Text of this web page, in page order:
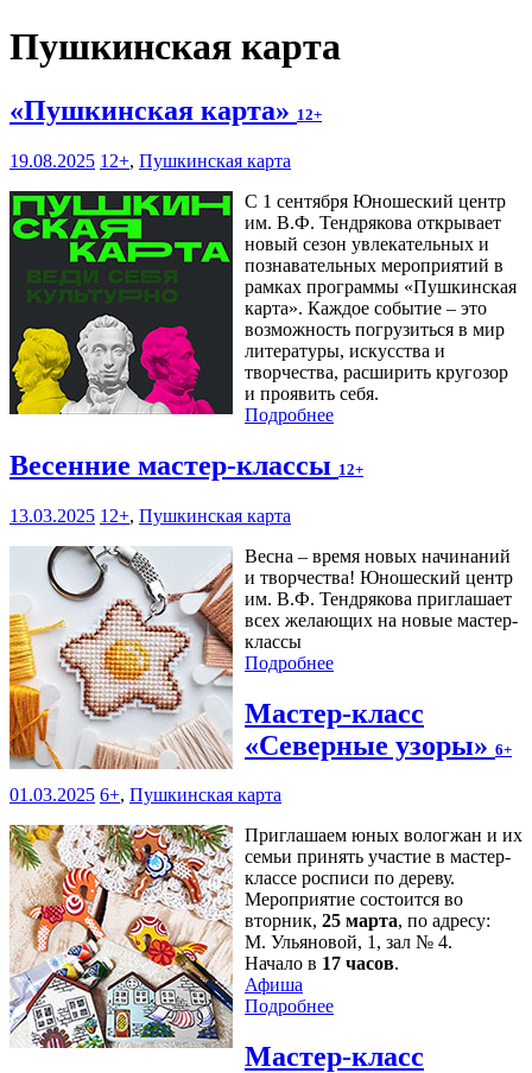
Пушкинская карта
«Пушкинская карта» 12+
19.08.2025 12+, Пушкинская карта
С 1 сентября Юношеский центр
им. В.Ф. Тендрякова открывает
новый сезон увлекательных и
познавательных мероприятий в
рамках программы «Пушкинская
карта». Каждое событие – это
возможность погрузиться в мир
литературы, искусства и
творчества, расширить кругозор
и проявить себя.
Подробнее
Весенние мастер-классы 12+
13.03.2025 12+, Пушкинская карта
Весна – время новых начинаний
и творчества! Юношеский центр
им. В.Ф. Тендрякова приглашает
всех желающих на новые мастер-
классы
Подробнее
Мастер-класс
«Северные узоры» 6+
01.03.2025 6+, Пушкинская карта
Приглашаем юных вологжан и их
семьи принять участие в мастер-
классе росписи по дереву.
Мероприятие состоится во
вторник, 25 марта, по адресу:
М. Ульяновой, 1, зал № 4.
Начало в 17 часов.
Афиша
Подробнее
Мастер-класс